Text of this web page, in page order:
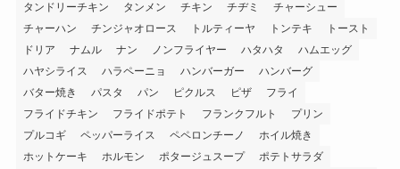
タンドリーチキン
タンメン チキン チヂミ
チャーシュー
チャーハン
チンジャオロース トルティーヤ トンテキ
トースト
ドリア
ナムル ナン ノンフライヤー ハタハタ
ハムエッグ
ハヤシライス
ハラペーニョ ハンバーガー
ハンバーグ
バター焼き
パスタ パン ピクルス ピザ
フライ
フライドチキン
フライドポテト フランクフルト
プリン
プルコギ
ペッパーライス ペペロンチーノ
ホイル焼き
ホットケーキ
ホルモン ポタージュスープ
ポテトサラダ